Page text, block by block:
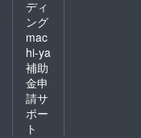
ディ
ング
mac
hi-ya
補助
金申
請サ
ポー
ト